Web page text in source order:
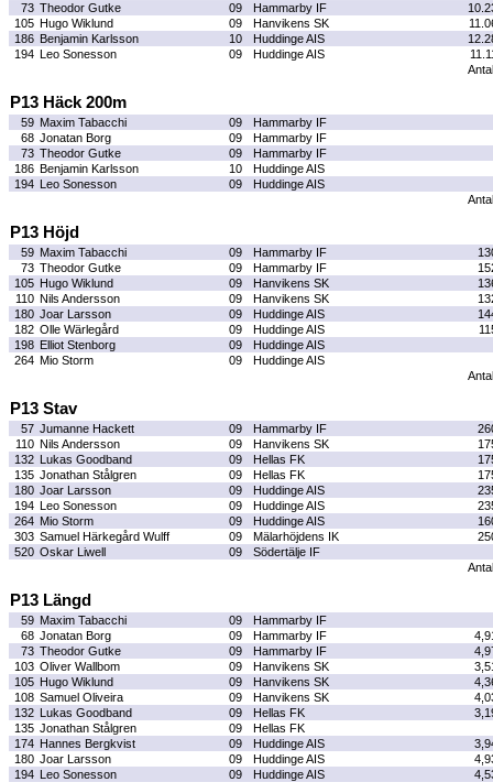
73 Theodor Gutke 09 Hammarby IF
105 Hugo Wiklund 09 Hanvikens SK
186 Benjamin Karlsson 10 Huddinge AIS
194 Leo Sonesson 09 Huddinge AIS
P13 Häck 200m
59 Maxim Tabacchi 09
Hammarby IF
68 Jonatan Borg 09
Hammarby IF
73 Theodor Gutke 09
Hammarby IF
186 Benjamin Karlsson 10
Huddinge AIS
194 Leo Sonesson 09
Huddinge AIS
P13 Höjd
59 Maxim Tabacchi 09 Hammarby IF
73 Theodor Gutke 09 Hammarby IF
105 Hugo Wiklund 09 Hanvikens SK
110 Nils Andersson 09 Hanvikens SK
180 Joar Larsson 09 Huddinge AIS
182 Olle Wärlegård 09 Huddinge AIS
198 Elliot Stenborg 09
Huddinge AIS
264 Mio Storm 09
Huddinge AIS
P13 Stav
57 Jumanne Hackett 09 Hammarby IF
110 Nils Andersson 09 Hanvikens SK
132 Lukas Goodband 09 Hellas FK
135 Jonathan Stålgren 09 Hellas FK
180 Joar Larsson 09 Huddinge AIS
194 Leo Sonesson 09 Huddinge AIS
264 Mio Storm 09 Huddinge AIS
303 Samuel Härkegård Wulff 09 Mälarhöjdens IK
520 Oskar Liwell 09
Södertälje IF
P13 Längd
59 Maxim Tabacchi 09
Hammarby IF
68 Jonatan Borg 09 Hammarby IF
73 Theodor Gutke 09 Hammarby IF
103 Oliver Wallbom 09 Hanvikens SK
105 Hugo Wiklund 09 Hanvikens SK
108 Samuel Oliveira 09 Hanvikens SK
132 Lukas Goodband 09 Hellas FK
135 Jonathan Stålgren 09
Hellas FK
174 Hannes Bergkvist 09 Huddinge AIS
180 Joar Larsson 09 Huddinge AIS
194 Leo Sonesson 09 Huddinge AIS